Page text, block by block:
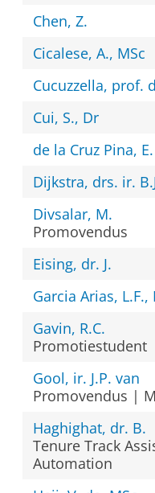
Chen, Z.
Cicalese, A., MSc
Cucuzzella, prof.
Cui, S., Dr
de la Cruz Pina, E.
Dijkstra, drs. ir.
Divsalar, M.
Promovendus
Eising, dr. J.
Garcia Arias, L.F.,
Gavin, R.C.
Promotiestudent
Gool, ir. J.P. van
Promovendus |
Haghighat, dr. B.
Tenure Track
Automation